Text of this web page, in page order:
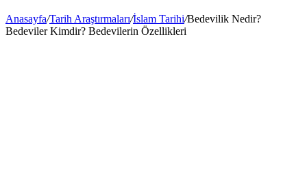
Anasayfa/Tarih Araştırmaları/İslam Tarihi/Bedevilik Nedir?
Bedeviler Kimdir? Bedevilerin Özellikleri